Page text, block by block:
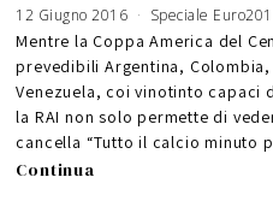
12 Giugno 2016
G
i
g
n
o
2
0
1
Speciale
Mentre la Coppa America del
prevedibili Argentina,
Venezuela, coi vinotinto capaci
la RAI non solo permette di
cancella “Tutto il calcio minuto
Continua